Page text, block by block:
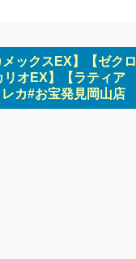
ックスEX】【ゼクロ
オEX】【ラティア
カ#お宝発見岡山店